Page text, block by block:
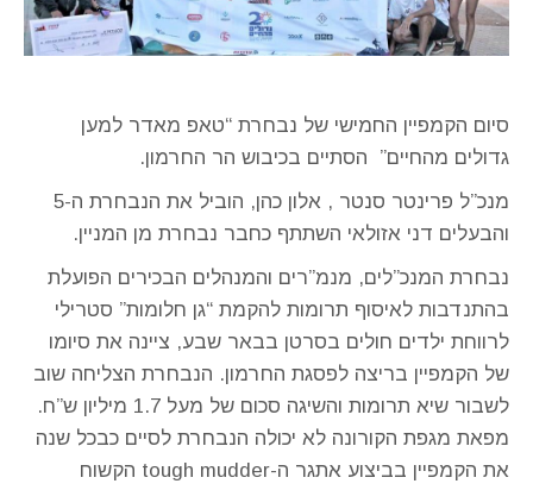
סיום הקמפיין החמישי של נבחרת “טאפ מאדר למען
גדולים מהחיים” הסתיים בכיבוש הר החרמון.
מנכ”ל פרינטר סנטר , אלון כהן, הוביל את הנבחרת ה-5
והבעלים דני אזולאי השתתף כחבר נבחרת מן המניין.
נבחרת המנכ”לים, מנמ”רים והמנהלים הבכירים הפועלת
בהתנדבות לאיסוף תרומות להקמת “גן חלומות” סטרילי
לרווחת ילדים חולים בסרטן בבאר שבע, ציינה את סיומו
של הקמפיין בריצה לפסגת החרמון. הנבחרת הצליחה שוב
לשבור שיא תרומות והשיגה סכום של מעל 1.7 מיליון ש”ח.
מפאת מגפת הקורונה לא יכולה הנבחרת לסיים כבכל שנה
את הקמפיין בביצוע אתגר ה-tough mudder הקשוח